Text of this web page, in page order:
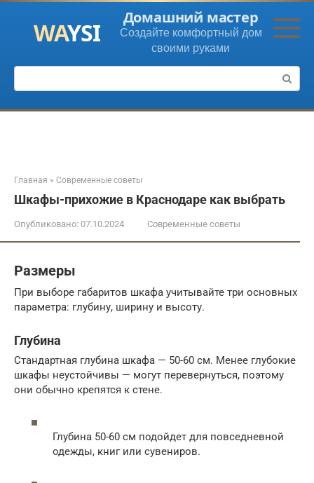
Перейти
контенту
Домашний мастер
Создайте комфортный дом
своими руками
Поиск:
Главная » Современные советы
Шкафы-прихожие в Краснодаре как выбрать
Опубликовано: 07.10.2024 Современные советы
Размеры
При выборе габаритов шкафа учитывайте три основных
параметра: глубину, ширину и высоту.
Глубина
Стандартная глубина шкафа — 50-60 см. Менее глубокие
шкафы неустойчивы — могут перевернуться, поэтому
они обычно крепятся к стене.
Глубина 50-60 см подойдет для повседневной
одежды, книг или сувениров.